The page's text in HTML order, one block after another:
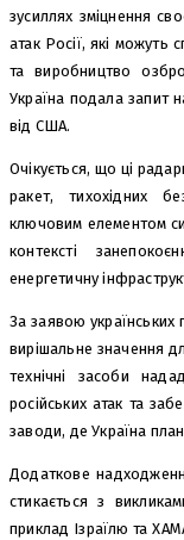
зусиллях зміцнення
атак Росії, які можуть
та виробництво
Україна подала запит
від США.
Очікується, що ці
ракет, тихохідних
ключовим елементом
контексті
енергетичну
За заявою українських
вирішальне значення
технічні засоби
російських атак та
заводи, де Україна
Додаткове
стикається з
приклад Ізраїлю та